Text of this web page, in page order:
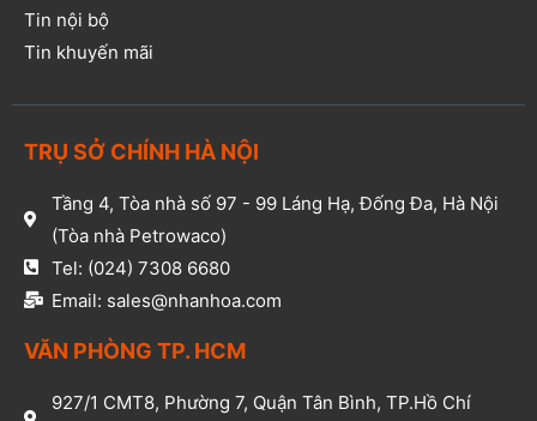
Tin nội bộ
Tin khuyến mãi
TRỤ SỞ CHÍNH HÀ NỘI
Tầng 4, Tòa nhà số 97 - 99 Láng Hạ, Đống Đa, Hà Nội
(Tòa nhà Petrowaco)
Tel: (024) 7308 6680
Email: sales@nhanhoa.com
VĂN PHÒNG TP. HCM​
927/1 CMT8, Phường 7, Quận Tân Bình, TP.Hồ Chí